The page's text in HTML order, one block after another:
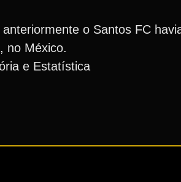
o Santos FC
no México.
e Estatística